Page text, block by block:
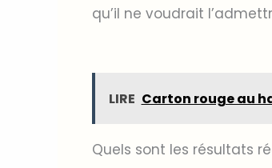
qu’il ne voudrait
LIRE Carton rouge au
Quels sont les résultats